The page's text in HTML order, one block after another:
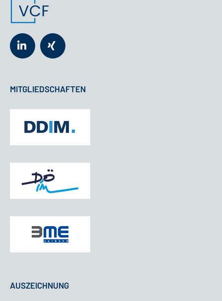
MITGLIEDSCHAFTEN
AUSZEICHNUNG